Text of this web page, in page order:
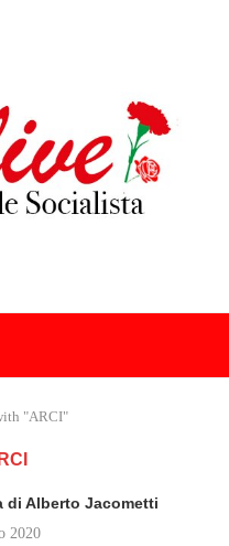
"ARCI"
di Alberto Jacometti
2020